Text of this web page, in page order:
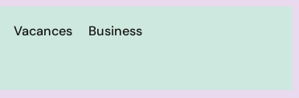
Vacances
Business